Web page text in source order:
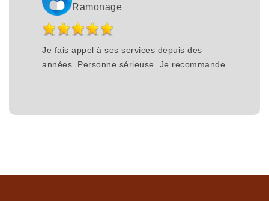
Ramonage
Je fais appel à ses services depuis des
années. Personne sérieuse. Je recommande